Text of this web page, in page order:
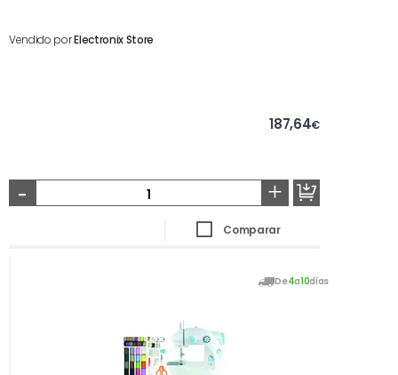
Vendido porElectronix Store
187,64€
- +
Comparar
De4a10días